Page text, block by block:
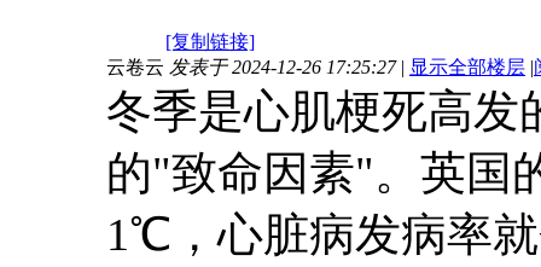
[复制链接]
云卷云 发表于 2024-12-26 17:25:27 | 显示全部楼层 |
冬季是心肌梗死高
的"致命因素"。英国
1℃，心脏病发病率